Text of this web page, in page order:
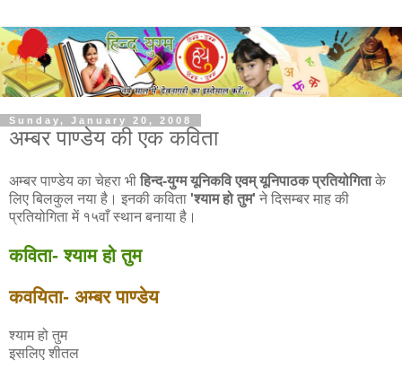
Sunday, January 20, 2008
अम्बर पाण्डेय की एक कविता
अम्बर पाण्डेय का चेहरा भीहिन्द-युग्म यूनिकवि एवम् यूनिपाठक प्रतियोगिताके
लिए बिलकुल नया है। इनकी कविता 'श्याम हो तुम' ने दिसम्बर माह की
प्रतियोगिता में १५वाँ स्थान बनाया है।
कविता- श्याम हो तुम
कवयिता- अम्बर पाण्डेय
श्याम हो तुम
इसलिए शीतल